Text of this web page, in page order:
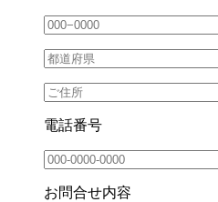
電話番号
お問合せ内容